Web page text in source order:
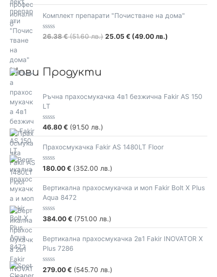
f
5
t
e
d
0
o
u
Комплект препарати "Почистване на дома"
R
0
o
o
f
5
26.38€ (51.60 лв.) 25.05€ (49.00 лв.)
Нови Продукти
Ръчна прахосмукачка 4в1 безжична Fakir AS 150
LT
R
e
d
0
o
u
t
f
5
46.80€ (91.50 лв.)
Прахосмукачка Fakir AS 1480LT Floor
R
t
e
d
0
o
u
t
f
5
180.00€ (352.00 лв.)
Вертикална прахосмукачка и моп Fakir Bolt X Plus
Aqua 8472
R
e
d
0
o
u
t
384.00€ (751.00 лв.)
Вертикална прахосмукачка 2в1 Fakir INOVATOR X
Plus 7286
R
279.00€ (545.70 лв.)